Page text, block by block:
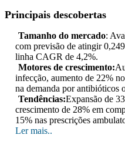
Principais descobertas
Tamanho do mercado:
com previsão de atingir
linha CAGR de 4,2%.
Motores de crescimento:
infecção, aumento de 22%
na demanda por antibióticos
Tendências:Expansão de
crescimento de 28% em
15% nas prescrições
Ler mais..